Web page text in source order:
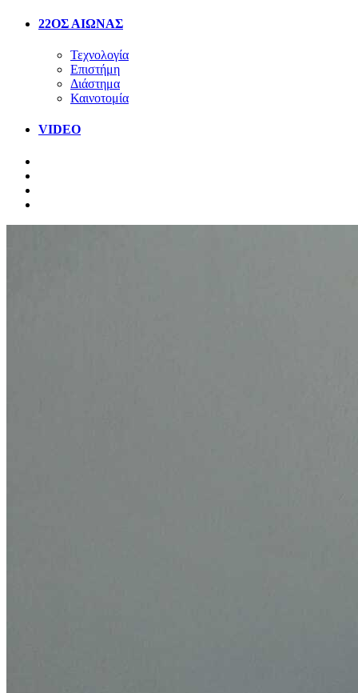
22ΟΣ ΑΙΩΝΑΣ
Τεχνολογία
Επιστήμη
Διάστημα
Καινοτομία
VIDEO